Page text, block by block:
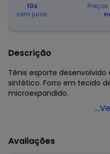
10x
sem juros
Preços
Descrição
Tênis esporte
sintético. Forro em tecido
microexpandido.
Perfecta - Tênis Esporte
Tecido: Sintético
Composição: Tecido/
Avaliações